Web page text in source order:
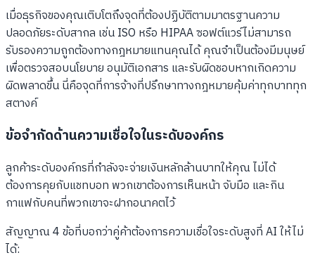
เมื่อธุรกิจของคุณเติบโตถึงจุดที่ต้องปฏิบัติตามมาตรฐานความ
ปลอดภัยระดับสากล เช่น ISO หรือ HIPAA ซอฟต์แวร์ไม่สามารถ
รับรองความถูกต้องทางกฎหมายแทนคุณได้ คุณจำเป็นต้องมีมนุษย์
เพื่อตรวจสอบนโยบาย อนุมัติเอกสาร และรับผิดชอบหากเกิดความ
ผิดพลาดขึ้น นี่คือจุดที่การจ้างที่ปรึกษาทางกฎหมายคุ้มค่าทุกบาททุก
สตางค์
ข้อจำกัดด้านความเชื่อใจในระดับองค์กร
ลูกค้าระดับองค์กรที่กำลังจะจ่ายเงินหลักล้านบาทให้คุณ ไม่ได้
ต้องการคุยกับแชทบอท พวกเขาต้องการเห็นหน้า จับมือ และกิน
กาแฟกับคนที่พวกเขาจะฝากอนาคตไว้
สัญญาณ 4 ข้อที่บอกว่าคู่ค้าต้องการความเชื่อใจระดับสูงที่ AI ให้ไม่
ได้: